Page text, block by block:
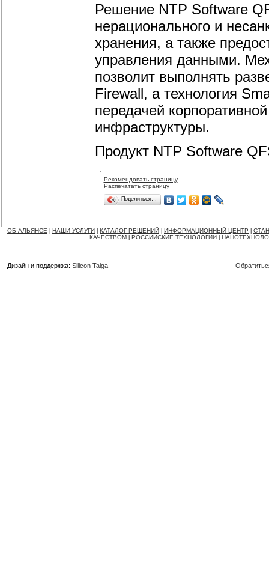
Решение NTP Software
нерационального и
хранения, а также
управления данными.
позволит выполнять
Firewall, а технология
передачей
инфраструктуры.
Продукт NTP Software
Рекомендовать страницу
Распечатать страницу
Поделиться…
ОБ АЛЬЯНСЕ НАШИ УСЛУГИ КАТАЛОГ РЕШЕНИЙ ИНФОРМАЦИОННЫЙ ЦЕНТР
КАЧЕСТВОМ
РОССИЙСКИЕ ТЕХНОЛОГИИ
Дизайн и поддержка: Silicon Taiga